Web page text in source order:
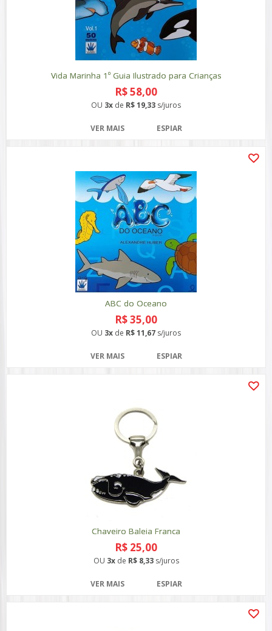
Vida Marinha 1º Guia Ilustrado para Crianças
R$ 58,00
OU 3x de R$ 19,33 s/juros
VER MAIS ESPIAR
ABC do Oceano
R$ 35,00
OU 3x de R$ 11,67 s/juros
VER MAIS ESPIAR
Chaveiro Baleia Franca
R$ 25,00
OU 3xde R$ 8,33s/juros
VER MAIS ESPIAR